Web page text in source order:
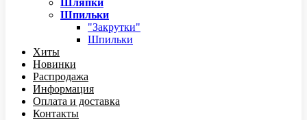
Шляпки
Шпильки
"Закрутки"
Шпильки
Хиты
Новинки
Распродажа
Информация
Оплата и доставка
Контакты